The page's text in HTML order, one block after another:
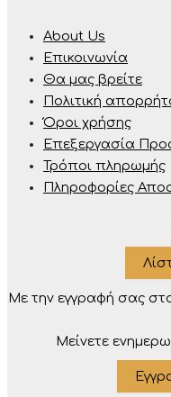
About Us
Επικοινωνία
Θα μας βρείτε
Πολιτική
Όροι χρήσης
Επεξεργασία
Τρόποι πληρωμής
Πληροφορίες
Με την εγγραφή σας
Μείνετε